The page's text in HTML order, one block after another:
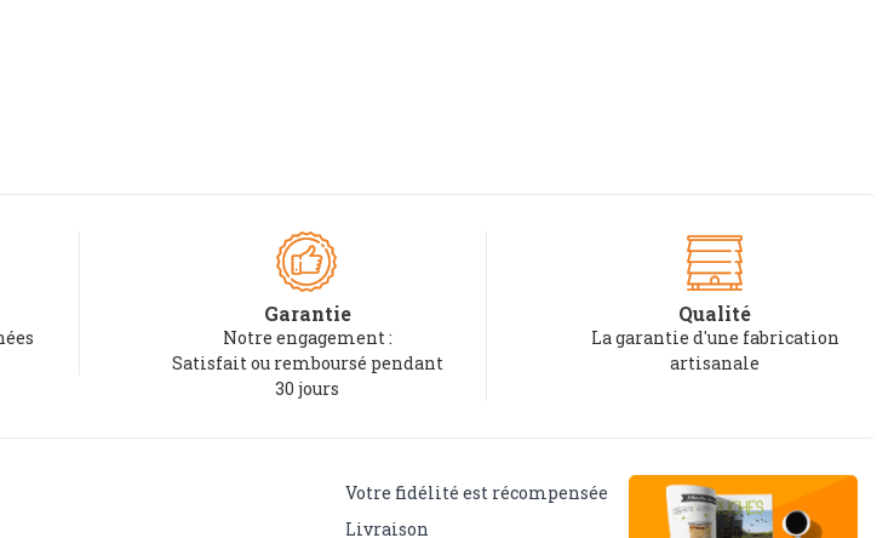
Garantie
Notre engagement :
Satisfait ou remboursé pendant
30 jours
Qualité
La garantie d'une fabrication
artisanale
Votre fidélité est récompensée
Livraison